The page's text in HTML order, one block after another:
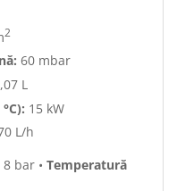
2
60 mbar
L
15 kW
L/h
8 bar • Temperatură